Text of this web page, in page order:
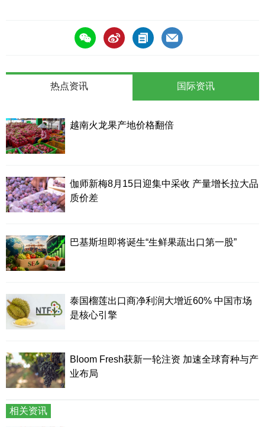
热点资讯
越南火龙果产地价格翻倍
伽师新梅8月15日迎集中采收 产量增长拉大品
质价差
巴基斯坦即将诞生“生鲜果蔬出口第一股”
泰国榴莲出口商净利润大增近60% 中国市场
是核心引擎
Bloom Fresh获新一轮注资 加速全球育种与产
业布局
国际资讯
相关资讯